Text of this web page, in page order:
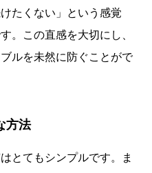
たくない」という感覚
。この直感を大切にし、
ルを未然に防ぐことがで
方法
とてもシンプルです。ま